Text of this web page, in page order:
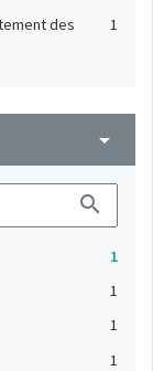
des
1
arrow_drop_down
search
1
1
1
1